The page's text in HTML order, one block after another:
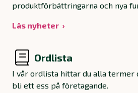
produktförbättringarna och nya
Läs nyheter
Ordlista
I vår ordlista hittar du alla termer
bli ett ess på företagande.